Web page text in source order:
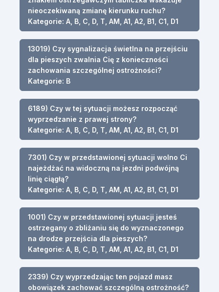
nieoczekiwaną zmianę kierunku ruchu?
Kategorie: A, B, C, D, T, AM, A1, A2, B1, C1, D1
13019) Czy sygnalizacja świetlna na przejściu
dla pieszych zwalnia Cię z konieczności
zachowania szczególnej ostrożności?
Kategorie: B
6189) Czy w tej sytuacji możesz rozpocząć
wyprzedzanie z prawej strony?
Kategorie: A, B, C, D, T, AM, A1, A2, B1, C1, D1
7301) Czy w przedstawionej sytuacji wolno Ci
najeżdżać na widoczną na jezdni podwójną
linię ciągłą?
Kategorie: A, B, C, D, T, AM, A1, A2, B1, C1, D1
1001) Czy w przedstawionej sytuacji jesteś
ostrzegany o zbliżaniu się do wyznaczonego
na drodze przejścia dla pieszych?
Kategorie: A, B, C, D, T, AM, A1, A2, B1, C1, D1
2339) Czy wyprzedzając ten pojazd masz
obowiązek zachować szczególną ostrożność?